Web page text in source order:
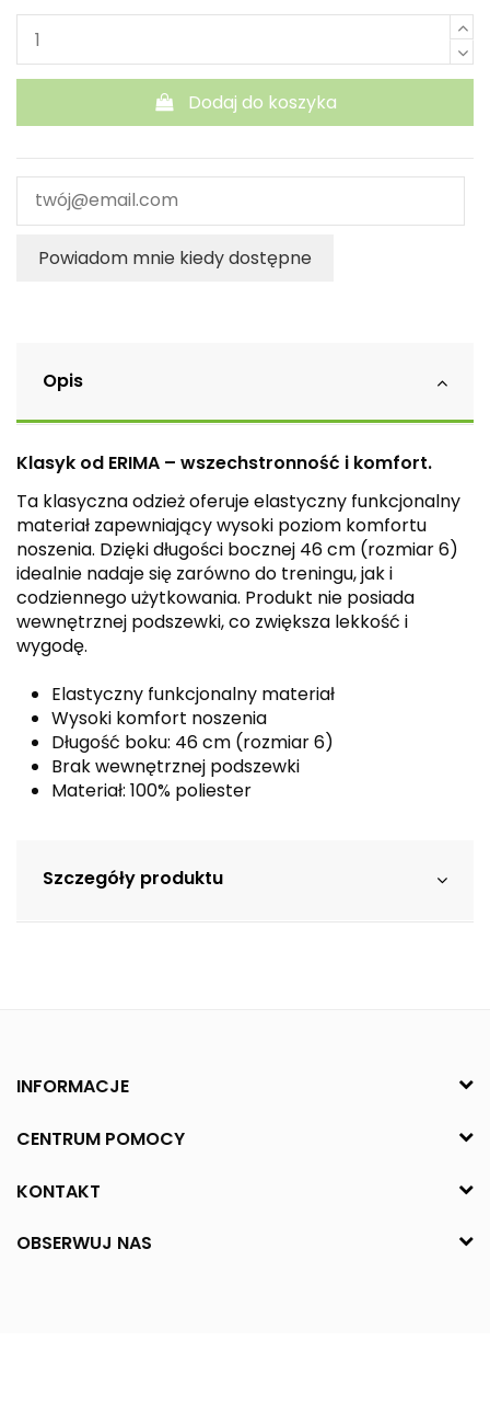
Dodaj do koszyka
Powiadom mnie kiedy dostępne
Opis
Klasyk od ERIMA – wszechstronność i komfort.
Ta klasyczna odzież oferuje elastyczny funkcjonalny
materiał zapewniający wysoki poziom komfortu
noszenia. Dzięki długości bocznej 46 cm (rozmiar 6)
idealnie nadaje się zarówno do treningu, jak i
codziennego użytkowania. Produkt nie posiada
wewnętrznej podszewki, co zwiększa lekkość i
wygodę.
Elastyczny funkcjonalny materiał
Wysoki komfort noszenia
Długość boku: 46 cm (rozmiar 6)
Brak wewnętrznej podszewki
Materiał: 100% poliester
Szczegóły produktu
INFORMACJE
CENTRUM POMOCY
KONTAKT
OBSERWUJ NAS